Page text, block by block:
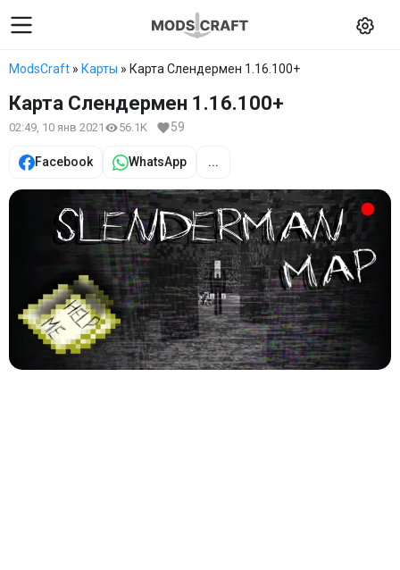
ModsCraft » Карты » Карта Слендермен 1.16.100+
Карта Слендермен 1.16.100+
02:49, 10 янв 2021 56.1K 59
Facebook WhatsApp ...